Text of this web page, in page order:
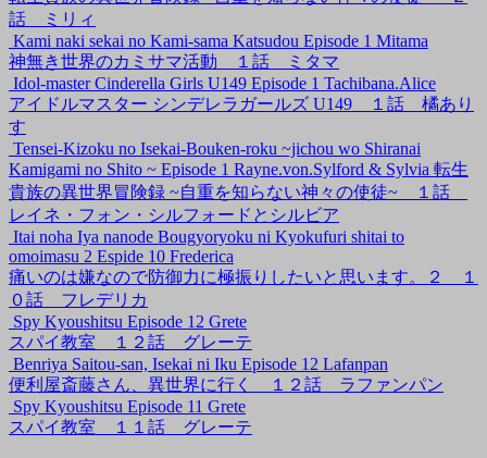
話 ミリィ
Kami naki sekai no Kami-sama Katsudou Episode 1 Mitama
神無き世界のカミサマ活動 １話 ミタマ
Idol-master Cinderella Girls U149 Episode 1 Tachibana.Alice
アイドルマスター シンデレラガールズ U149 １話 橘あり
す
Tensei-Kizoku no Isekai-Bouken-roku ~jichou wo Shiranai
Kamigami no Shito ~ Episode 1 Rayne.von.Sylford & Sylvia 転生
貴族の異世界冒険録 ~自重を知らない神々の使徒~ １話
レイネ・フォン・シルフォードとシルビア
Itai noha Iya nanode Bougyoryoku ni Kyokufuri shitai to
omoimasu 2 Espide 10 Frederica
痛いのは嫌なので防御力に極振りしたいと思います。２ １
０話 フレデリカ
Spy Kyoushitsu Episode 12 Grete
スパイ教室 １２話 グレーテ
Benriya Saitou-san, Isekai ni Iku Episode 12 Lafanpan
便利屋斎藤さん、異世界に行く １２話 ラファンパン
Spy Kyoushitsu Episode 11 Grete
スパイ教室 １１話 グレーテ